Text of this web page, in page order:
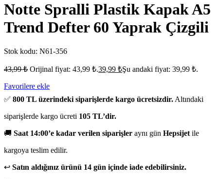
Notte Spralli Plastik Kapak A5
Trend Defter 60 Yaprak Çizgili
Stok kodu: N61-356
43,99₺ Orijinal fiyat: 43,99 ₺.39,99 ₺Şu andaki fiyat: 39,99 ₺.
Favorilere ekle
✅ 800 TL üzerindeki siparişlerde kargo ücretsizdir. Altındaki
siparişlerde kargo ücreti 105 TL’dir.
🚚 Saat 14:00’e kadar verilen siparişler aynı gün Hepsijet ile
kargoya teslim edilir.
↩️ Satın aldığınız ürünü 14 gün içinde iade edebilirsiniz.